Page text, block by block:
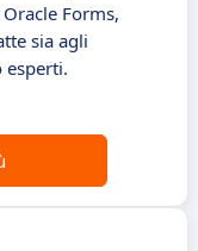
Forms,
sia agli
esperti.